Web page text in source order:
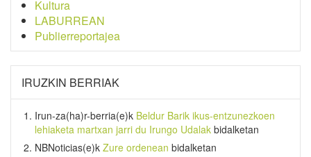
Kultura
LABURREAN
Publierreportajea
IRUZKIN BERRIAK
Irun-za(ha)r-berria(e)k Beldur Barik ikus-entzunezkoen
lehiaketa martxan jarri du Irungo Udalak bidalketan
NBNoticias(e)k Zure ordenean bidalketan